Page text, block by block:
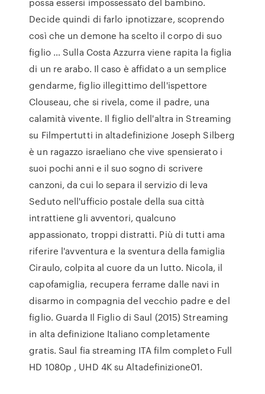
Decide quindi di farlo ipnotizzare, scoprendo
così che un demone ha scelto il corpo di suo
figlio … Sulla Costa Azzurra viene rapita la figlia
di un re arabo. Il caso è affidato a un semplice
gendarme, figlio illegittimo dell'ispettore
Clouseau, che si rivela, come il padre, una
calamità vivente. Il figlio dell'altra in Streaming
su Filmpertutti in altadefinizione Joseph Silberg
è un ragazzo israeliano che vive spensierato i
suoi pochi anni e il suo sogno di scrivere
canzoni, da cui lo separa il servizio di leva
Seduto nell'ufficio postale della sua città
intrattiene gli avventori, qualcuno
appassionato, troppi distratti. Più di tutti ama
riferire l'avventura e la sventura della famiglia
Ciraulo, colpita al cuore da un lutto. Nicola, il
capofamiglia, recupera ferrame dalle navi in
disarmo in compagnia del vecchio padre e del
figlio. Guarda Il Figlio di Saul (2015) Streaming
in alta definizione Italiano completamente
gratis. Saul fia streaming ITA film completo Full
HD 1080p , UHD 4K su Altadefinizione01.